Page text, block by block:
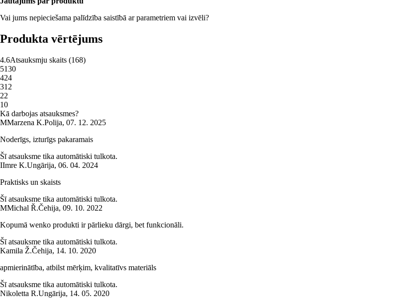
Vai jums nepieciešama palīdzība saistībā ar parametriem vai izvēli?
Produkta vērtējums
4.6Atsauksmju skaits (168)
5130
424
312
22
10
Kā darbojas atsauksmes?
MMarzena K.Polija, 07. 12. 2025
Noderīgs, izturīgs pakaramais
Šī atsauksme tika automātiski tulkota.
IImre K.Ungārija, 06. 04. 2024
Praktisks un skaists
Šī atsauksme tika automātiski tulkota.
MMichal Ř.Čehija, 09. 10. 2022
Kopumā wenko produkti ir pārlieku dārgi, bet funkcionāli.
Šī atsauksme tika automātiski tulkota.
Kamila Ž.Čehija, 14. 10. 2020
apmierinātība, atbilst mērķim, kvalitatīvs materiāls
Šī atsauksme tika automātiski tulkota.
Nikoletta R.Ungārija, 14. 05. 2020